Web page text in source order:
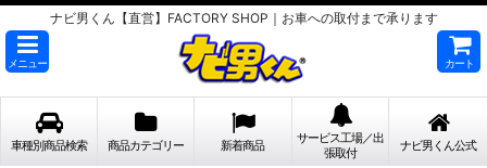
ナビ男くん【直営】FACTORY SHOP｜お車への取付まで承ります
メニュー カート
車種別商品検索 商品カテゴリー 新着商品
サービス工場／出
張取付
ナビ男くん公式